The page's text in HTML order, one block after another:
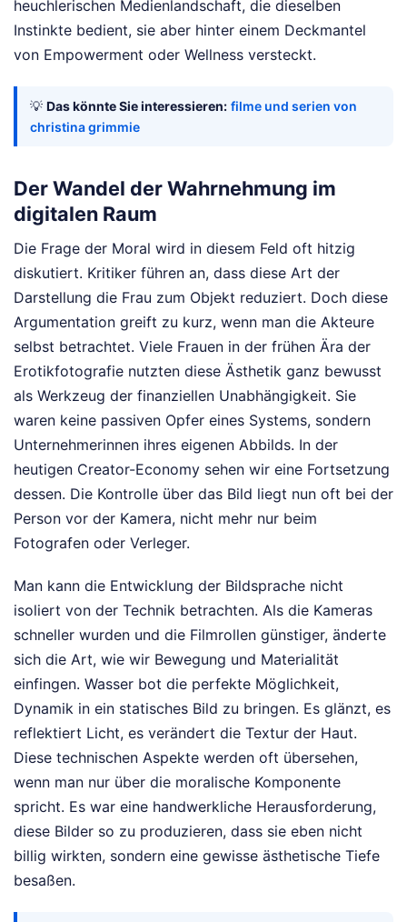
heuchlerischen Medienlandschaft, die dieselben
Instinkte bedient, sie aber hinter einem Deckmantel
von Empowerment oder Wellness versteckt.
💡 Das könnte Sie interessieren: filme und serien von
christina grimmie
Der Wandel der Wahrnehmung im
digitalen Raum
Die Frage der Moral wird in diesem Feld oft hitzig
diskutiert. Kritiker führen an, dass diese Art der
Darstellung die Frau zum Objekt reduziert. Doch diese
Argumentation greift zu kurz, wenn man die Akteure
selbst betrachtet. Viele Frauen in der frühen Ära der
Erotikfotografie nutzten diese Ästhetik ganz bewusst
als Werkzeug der finanziellen Unabhängigkeit. Sie
waren keine passiven Opfer eines Systems, sondern
Unternehmerinnen ihres eigenen Abbilds. In der
heutigen Creator-Economy sehen wir eine Fortsetzung
dessen. Die Kontrolle über das Bild liegt nun oft bei der
Person vor der Kamera, nicht mehr nur beim
Fotografen oder Verleger.
Man kann die Entwicklung der Bildsprache nicht
isoliert von der Technik betrachten. Als die Kameras
schneller wurden und die Filmrollen günstiger, änderte
sich die Art, wie wir Bewegung und Materialität
einfingen. Wasser bot die perfekte Möglichkeit,
Dynamik in ein statisches Bild zu bringen. Es glänzt, es
reflektiert Licht, es verändert die Textur der Haut.
Diese technischen Aspekte werden oft übersehen,
wenn man nur über die moralische Komponente
spricht. Es war eine handwerkliche Herausforderung,
diese Bilder so zu produzieren, dass sie eben nicht
billig wirkten, sondern eine gewisse ästhetische Tiefe
besaßen.